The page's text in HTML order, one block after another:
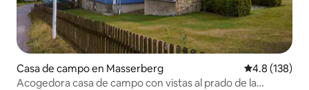
Casa de campo en Masserberg Calificación
4.8 (138)
Acogedora casa de campo con vistas al prado de la